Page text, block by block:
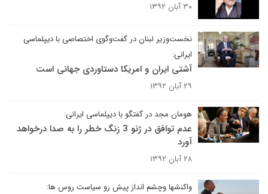
۳۰ آبان ۱۳۹۲
نخست‌وزیر لبنان در گفت‌وگوی اختصاصی با دیپلماسی
ایرانی:
آشتی ایران و امریکا دستاوردی جهانی است
۲۹ آبان ۱۳۹۲
هومان مجد در گفتگو با دیپلماسی ایرانی:
عدم توافق در ژنو 3 زنگ خطر را به صدا درخواهد
آورد
۲۸ آبان ۱۳۹۲
واکنشها وچشم انداز پیش رو سیاست روس ها: